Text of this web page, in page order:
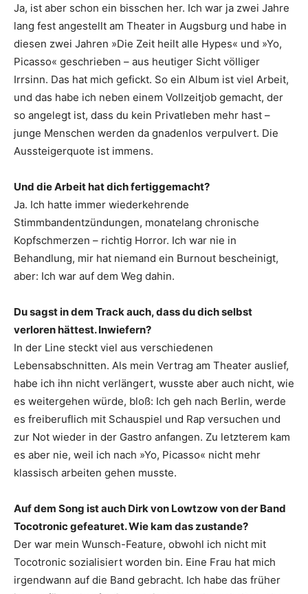
Ja, ist aber schon ein bisschen her. Ich war ja zwei Jahre
lang fest angestellt am Theater in Augsburg und habe in
diesen zwei Jahren »Die Zeit heilt alle Hypes« und »Yo,
Picasso« geschrieben – aus heutiger Sicht völliger
Irrsinn. Das hat mich gefickt. So ein Album ist viel Arbeit,
und das habe ich neben einem Vollzeitjob gemacht, der
so angelegt ist, dass du kein Privatleben mehr hast –
junge Menschen werden da gnadenlos verpulvert. Die
Aussteigerquote ist immens.
Und die Arbeit hat dich fertiggemacht?
Ja. Ich hatte immer wiederkehrende
Stimmbandentzündungen, monatelang chronische
Kopfschmerzen – richtig Horror. Ich war nie in
Behandlung, mir hat niemand ein Burnout bescheinigt,
aber: Ich war auf dem Weg dahin.
Du sagst in dem Track auch, dass du dich selbst
verloren hättest. Inwiefern?
In der Line steckt viel aus verschiedenen
Lebensabschnitten. Als mein Vertrag am Theater auslief,
habe ich ihn nicht verlängert, wusste aber auch nicht, wie
es weitergehen würde, bloß: Ich geh nach Berlin, werde
es freiberuflich mit Schauspiel und Rap versuchen und
zur Not wieder in der Gastro anfangen. Zu letzterem kam
es aber nie, weil ich nach »Yo, Picasso« nicht mehr
klassisch arbeiten gehen musste.
Auf dem Song ist auch Dirk von Lowtzow von der Band
Tocotronic gefeaturet. Wie kam das zustande?
Der war mein Wunsch-Feature, obwohl ich nicht mit
Tocotronic sozialisiert worden bin. Eine Frau hat mich
irgendwann auf die Band gebracht. Ich habe das früher